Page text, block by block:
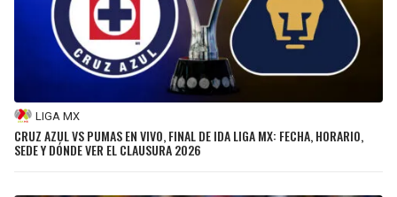
LIGA MX
CRUZ AZUL VS PUMAS EN VIVO, FINAL DE IDA LIGA MX: FECHA, HORARIO,
SEDE Y DÓNDE VER EL CLAUSURA 2026